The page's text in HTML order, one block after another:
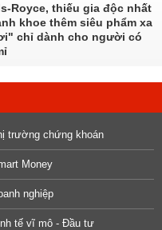
Royce, thiếu gia độc nhất
khoe thêm siêu phẩm xa
chỉ dành cho người có
trường chứng khoán
Money
nghiệp
tế vĩ mô - Đầu tư